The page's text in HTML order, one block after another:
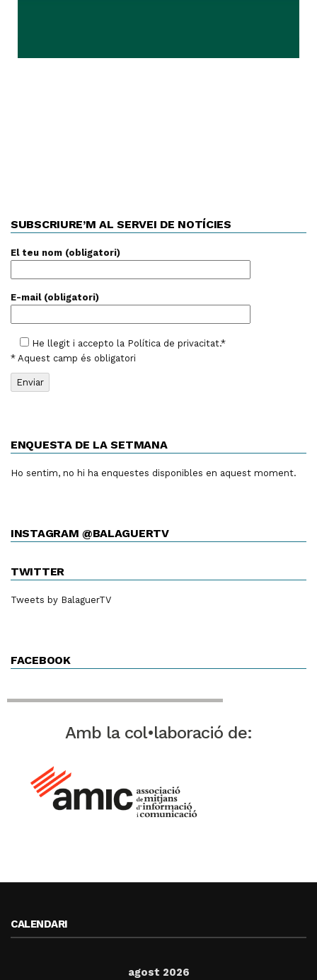
SUBSCRIURE’M AL SERVEI DE NOTÍCIES
El teu nom (obligatori)
E-mail (obligatori)
He llegit i accepto la Política de privacitat.*
* Aquest camp és obligatori
ENQUESTA DE LA SETMANA
Ho sentim, no hi ha enquestes disponibles en aquest moment.
INSTAGRAM @BALAGUERTV
TWITTER
Tweets by BalaguerTV
FACEBOOK
Amb la col•laboració de:
CALENDARI
agost 2026